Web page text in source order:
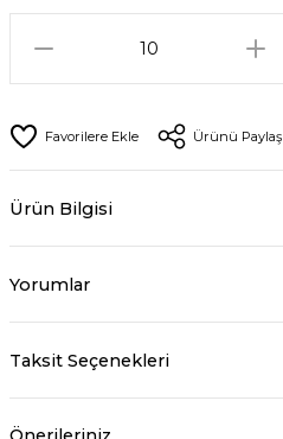
Ürünü Paylaş
Ürün Bilgisi
Yorumlar
Taksit Seçenekleri